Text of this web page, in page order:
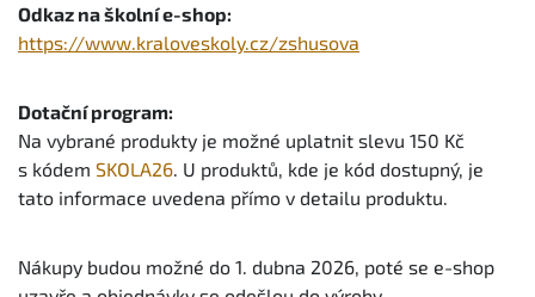
Odkaz na školní e-shop:
https://www.kraloveskoly.cz/zshusova
Dotační program:
Na vybrané produkty je možné uplatnit slevu 150 Kč
s kódem SKOLA26. U produktů, kde je kód dostupný, je
tato informace uvedena přímo v detailu produktu.
Nákupy budou možné do 1. dubna 2026, poté se e-shop